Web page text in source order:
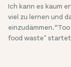
Ich kann es kaum
viel zu lernen und
food waste" startet